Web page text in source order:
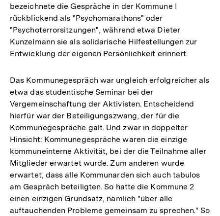
bezeichnete die Gespräche in der Kommune I
rückblickend als "Psychomarathons" oder
"Psychoterrorsitzungen", während etwa Dieter
Kunzelmann sie als solidarische Hilfestellungen zur
Entwicklung der eigenen Persönlichkeit erinnert.
Das Kommunegespräch war ungleich erfolgreicher als
etwa das studentische Seminar bei der
Vergemeinschaftung der Aktivisten. Entscheidend
hierfür war der Beteiligungszwang, der für die
Kommunegespräche galt. Und zwar in doppelter
Hinsicht: Kommunegespräche waren die einzige
kommuneinterne Aktivität, bei der die Teilnahme aller
Mitglieder erwartet wurde. Zum anderen wurde
erwartet, dass alle Kommunarden sich auch tabulos
am Gespräch beteiligten. So hatte die Kommune 2
einen einzigen Grundsatz, nämlich "über alle
auftauchenden Probleme gemeinsam zu sprechen." So